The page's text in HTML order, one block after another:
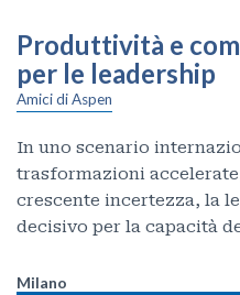
Produttività e
per le leadership
Amici di Aspen
In uno scenario
trasformazioni
crescente incertezza, la
decisivo per la capacità
Milano